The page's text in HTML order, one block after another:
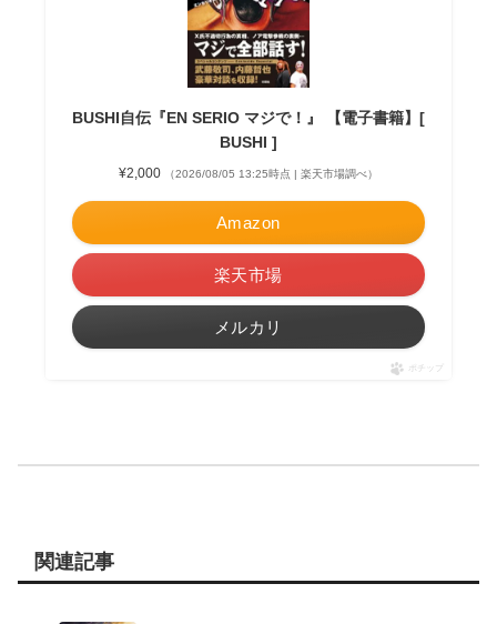
BUSHI自伝『EN SERIO マジで！』 【電子書籍】[
BUSHI ]
¥2,000 （2026/08/05 13:25時点 | 楽天市場調べ）
Amazon
楽天市場
メルカリ
ポチップ
関連記事